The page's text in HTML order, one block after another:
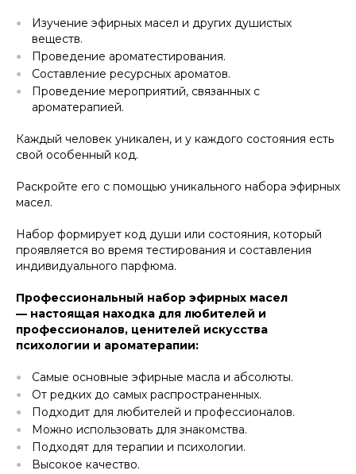
Изучение эфирных масел и других душистых
веществ.
Проведение ароматестирования.
Составление ресурсных ароматов.
Проведение мероприятий, связанных с
ароматерапией.
Каждый человек уникален, и у каждого состояния есть
свой особенный код.
Раскройте его с помощью уникального набора эфирных
масел.
Набор формирует код души или состояния, который
проявляется во время тестирования и составления
индивидуального парфюма.
Профессиональный набор эфирных масел
— настоящая находка для любителей и
профессионалов, ценителей искусства
психологии и ароматерапии:
Самые основные эфирные масла и абсолюты.
От редких до самых распространенных.
Подходит для любителей и профессионалов.
Можно использовать для знакомства.
Подходят для терапии и психологии.
Высокое качество.